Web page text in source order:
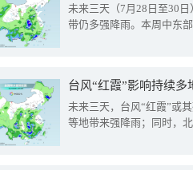
未来三天（7月28日至30
带仍多强降雨。本周中东
台风“红霞”影响持续
未来三天，台风“红霞”或
等地带来强降雨；同时，